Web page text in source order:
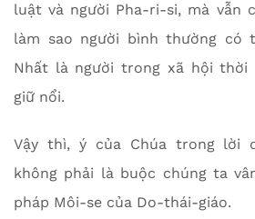
luật và người Pha-ri-si, mà vẫn
làm sao người bình thường có
Nhất là người trong xã hội thời
giữ nổi.
Vậy thì, ý của Chúa trong lời
không phải là buộc chúng ta
pháp Môi-se của Do-thái-giáo.